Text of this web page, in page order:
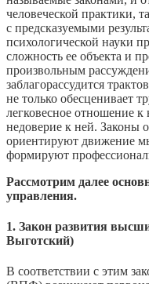
человеческой практики,
с предсказуемыми
психологической науки
сложность ее объекта и
произвольным
заблагорассудится
не только обесценивает
легковесное отношение
недоверие к ней. Законы
ориентируют движение
формируют
Рассмотрим далее
управления.
1. Закон развития
Выготский)
В соответствии с этим